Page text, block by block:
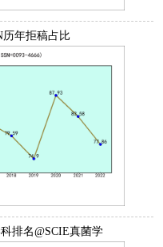
历年拒稿占比
排名@SCIE真菌学